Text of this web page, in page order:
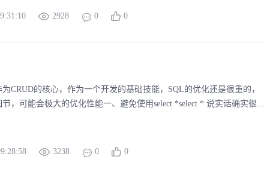
2928 0 0
CRUD的核心，作为一个开发的基础技能，SQL的优化还是很重的，
，可能会极大的优化性能一、避免使用select *select * 说实话确实很...
3238 0 0